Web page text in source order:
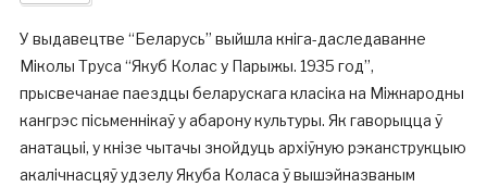
У выдавецтве “Беларусь” выйшла кніга-даследаванне
Міколы Труса “Якуб Колас у Парыжы. 1935 год”,
прысвечанае паездцы беларускага класіка на Міжнародны
кангрэс пісьменнікаў у абарону культуры. Як гаворыцца ў
анатацыі, у кнізе чытачы знойдуць архіўную рэканструкцыю
акалічнасцяў удзелу Якуба Коласа ў вышэйназваным